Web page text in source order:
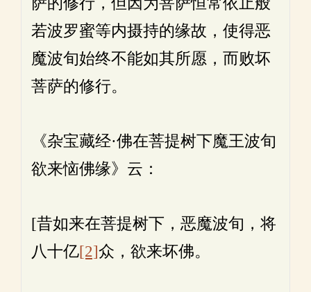
若波罗蜜等内摄持的缘故，使得恶
魔波旬始终不能如其所愿，而败坏
菩萨的修行。
《杂宝藏经·佛在菩提树下魔王波旬
欲来恼佛缘》云：
[昔如来在菩提树下，恶魔波旬，将
八十亿[2]众，欲来坏佛。